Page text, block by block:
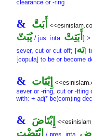
clearance or -ring
& أَبَتَّ
يُبَتّ / jus. inta. أَبَتِتْ ] >
sever, cut or cut off; [ته]
[copula] to be or become
& إِبْتَات
sever or -ring, cut or -tting
with: + adj* be(com)ing
& إِبْتَاضَ
إِبْتَضْت / pres. inta.